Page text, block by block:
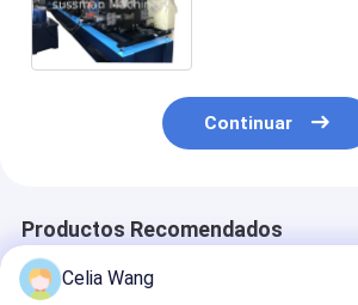
Continuar
Productos Recomendados
Celia Wang